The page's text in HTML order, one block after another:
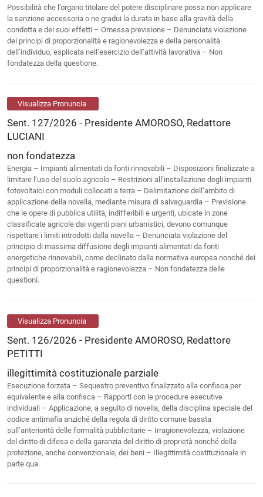
Possibilità che l’organo titolare del potere disciplinare possa non applicare
la sanzione accessoria o ne gradui la durata in base alla gravità della
condotta e dei suoi effetti – Omessa previsione – Denunciata violazione
dei principi di proporzionalità e ragionevolezza e della personalità
dell’individuo, esplicata nell’esercizio dell’attività lavorativa – Non
fondatezza della questione.
Visualizza Pronuncia
Sent. 127/2026 - Presidente AMOROSO, Redattore
LUCIANI
non fondatezza
Energia – Impianti alimentati da fonti rinnovabili – Disposizioni finalizzate a
limitare l’uso del suolo agricolo – Restrizioni all’installazione degli impianti
fotovoltaici con moduli collocati a terra – Delimitazione dell’ambito di
applicazione della novella, mediante misura di salvaguardia – Previsione
che le opere di pubblica utilità, indifferibili e urgenti, ubicate in zone
classificate agricole dai vigenti piani urbanistici, devono comunque
rispettare i limiti introdotti dalla novella – Denunciata violazione del
principio di massima diffusione degli impianti alimentati da fonti
energetiche rinnovabili, come declinato dalla normativa europea nonché dei
principi di proporzionalità e ragionevolezza – Non fondatezza delle
questioni.
Visualizza Pronuncia
Sent. 126/2026 - Presidente AMOROSO, Redattore
PETITTI
illegittimità costituzionale parziale
Esecuzione forzata – Sequestro preventivo finalizzato alla confisca per
equivalente e alla confisca – Rapporti con le procedure esecutive
individuali – Applicazione, a seguito di novella, della disciplina speciale del
codice antimafia anziché della regola di diritto comune basata
sull’anteriorità delle formalità pubblicitarie – Irragionevolezza, violazione
del diritto di difesa e della garanzia del diritto di proprietà nonché della
protezione, anche convenzionale, dei beni – Illegittimità costituzionale in
parte qua.